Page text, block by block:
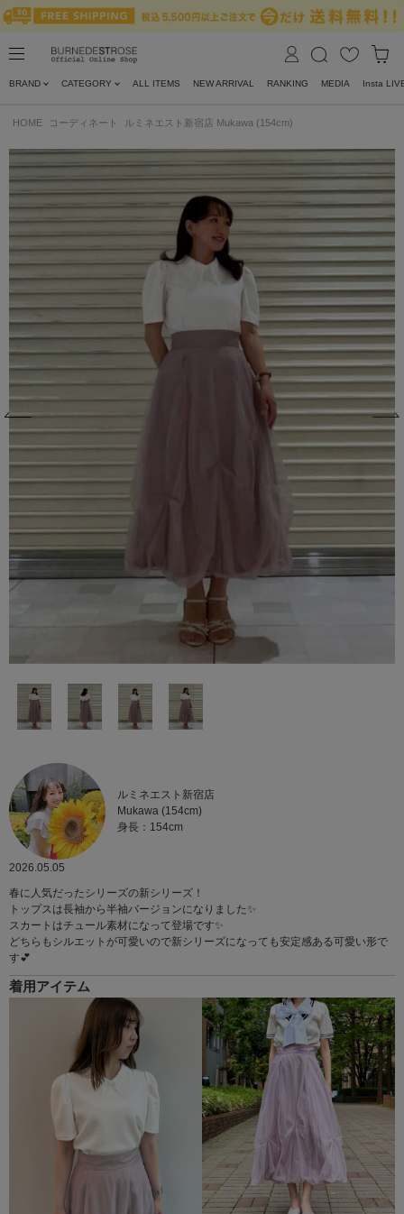
BRAND CATEGORY ALL ITEMS NEW ARRIVAL RANKING MEDIA Insta
HOME コーディネート ルミネエスト新宿店 Mukawa (154cm)
ルミネエスト新宿店
Mukawa (154cm)
身長：154cm
2026.05.05
春に人気だったシリーズの新シリーズ！
トップスは長袖から半袖バージョンになりました✨
スカートはチュール素材になって登場です✨
どちらもシルエットが可愛いので新シリーズになっても安定感ある可愛い形で
す💕
着用アイテム